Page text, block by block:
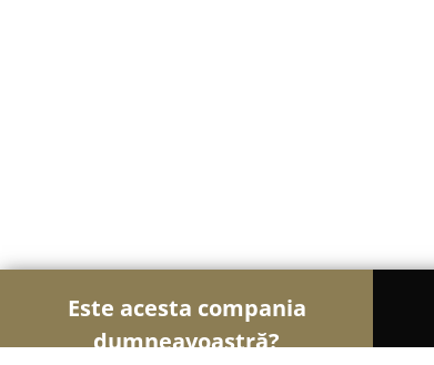
Este acesta compania
dumneavoastră?